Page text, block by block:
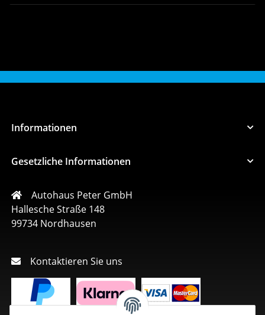
Informationen
Gesetzliche Informationen
Autohaus Peter GmbH
Hallesche Straße 148
99734 Nordhausen
Kontaktieren Sie uns